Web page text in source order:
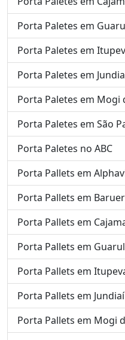
Porta Paletes em
Porta Paletes em
Porta Paletes em
Porta Paletes em Mogi
Porta Paletes em São
Porta Paletes no ABC
Porta Pallets em
Porta Pallets em
Porta Pallets em
Porta Pallets em
Porta Pallets em
Porta Pallets em Jundiaí
Porta Pallets em Mogi